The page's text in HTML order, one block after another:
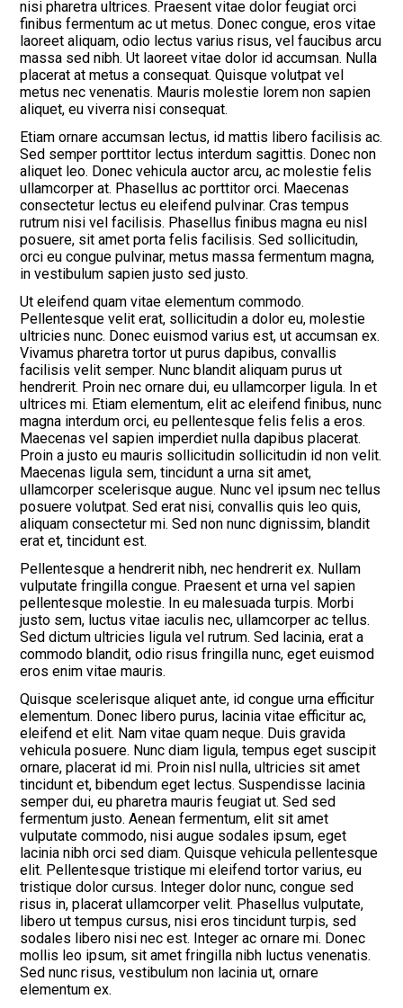
nisi pharetra ultrices. Praesent vitae dolor feugiat orci
finibus fermentum ac ut metus. Donec congue, eros vitae
laoreet aliquam, odio lectus varius risus, vel faucibus arcu
massa sed nibh. Ut laoreet vitae dolor id accumsan. Nulla
placerat at metus a consequat. Quisque volutpat vel
metus nec venenatis. Mauris molestie lorem non sapien
aliquet, eu viverra nisi consequat.
Etiam ornare accumsan lectus, id mattis libero facilisis ac.
Sed semper porttitor lectus interdum sagittis. Donec non
aliquet leo. Donec vehicula auctor arcu, ac molestie felis
ullamcorper at. Phasellus ac porttitor orci. Maecenas
consectetur lectus eu eleifend pulvinar. Cras tempus
rutrum nisi vel facilisis. Phasellus finibus magna eu nisl
posuere, sit amet porta felis facilisis. Sed sollicitudin,
orci eu congue pulvinar, metus massa fermentum magna,
in vestibulum sapien justo sed justo.
Ut eleifend quam vitae elementum commodo.
Pellentesque velit erat, sollicitudin a dolor eu, molestie
ultricies nunc. Donec euismod varius est, ut accumsan ex.
Vivamus pharetra tortor ut purus dapibus, convallis
facilisis velit semper. Nunc blandit aliquam purus ut
hendrerit. Proin nec ornare dui, eu ullamcorper ligula. In et
ultrices mi. Etiam elementum, elit ac eleifend finibus, nunc
magna interdum orci, eu pellentesque felis felis a eros.
Maecenas vel sapien imperdiet nulla dapibus placerat.
Proin a justo eu mauris sollicitudin sollicitudin id non velit.
Maecenas ligula sem, tincidunt a urna sit amet,
ullamcorper scelerisque augue. Nunc vel ipsum nec tellus
posuere volutpat. Sed erat nisi, convallis quis leo quis,
aliquam consectetur mi. Sed non nunc dignissim, blandit
erat et, tincidunt est.
Pellentesque a hendrerit nibh, nec hendrerit ex. Nullam
vulputate fringilla congue. Praesent et urna vel sapien
pellentesque molestie. In eu malesuada turpis. Morbi
justo sem, luctus vitae iaculis nec, ullamcorper ac tellus.
Sed dictum ultricies ligula vel rutrum. Sed lacinia, erat a
commodo blandit, odio risus fringilla nunc, eget euismod
eros enim vitae mauris.
Quisque scelerisque aliquet ante, id congue urna efficitur
elementum. Donec libero purus, lacinia vitae efficitur ac,
eleifend et elit. Nam vitae quam neque. Duis gravida
vehicula posuere. Nunc diam ligula, tempus eget suscipit
ornare, placerat id mi. Proin nisl nulla, ultricies sit amet
tincidunt et, bibendum eget lectus. Suspendisse lacinia
semper dui, eu pharetra mauris feugiat ut. Sed sed
fermentum justo. Aenean fermentum, elit sit amet
vulputate commodo, nisi augue sodales ipsum, eget
lacinia nibh orci sed diam. Quisque vehicula pellentesque
elit. Pellentesque tristique mi eleifend tortor varius, eu
tristique dolor cursus. Integer dolor nunc, congue sed
risus in, placerat ullamcorper velit. Phasellus vulputate,
libero ut tempus cursus, nisi eros tincidunt turpis, sed
sodales libero nisi nec est. Integer ac ornare mi. Donec
mollis leo ipsum, sit amet fringilla nibh luctus venenatis.
Sed nunc risus, vestibulum non lacinia ut, ornare
elementum ex.